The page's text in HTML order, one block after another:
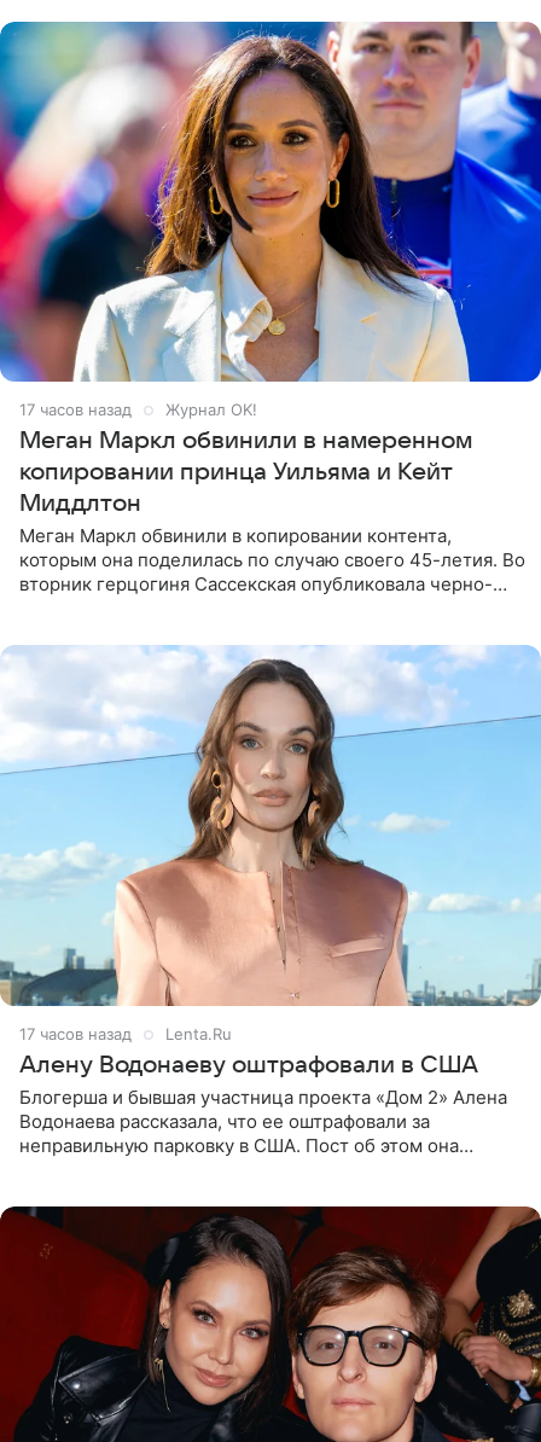
17 часов назад Журнал OK!
Меган Маркл обвинили в намеренном
копировании принца Уильяма и Кейт
Миддлтон
Меган Маркл обвинили в копировании контента,
которым она поделилась по случаю своего 45-летия. Во
вторник герцогиня Сассекская опубликовала черно-
17 часов назад Lenta.Ru
Алену Водонаеву оштрафовали в США
Блогерша и бывшая участница проекта «Дом 2» Алена
Водонаева рассказала, что ее оштрафовали за
неправильную парковку в США. Пост об этом она